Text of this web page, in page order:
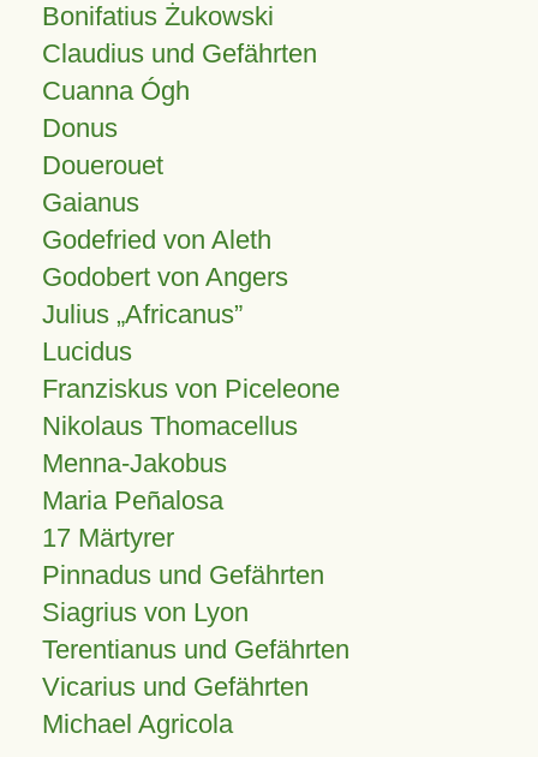
Bonifatius Żukowski
Claudius und Gefährten
Cuanna Ógh
Donus
Douerouet
Gaianus
Godefried von Aleth
Godobert von Angers
Julius Africanus
Lucidus
Franziskus von Piceleone
Nikolaus Thomacellus
Menna-Jakobus
Maria Peñalosa
17 Märtyrer
Pinnadus und Gefährten
Siagrius von Lyon
Terentianus und Gefährten
Vicarius und Gefährten
Michael Agricola